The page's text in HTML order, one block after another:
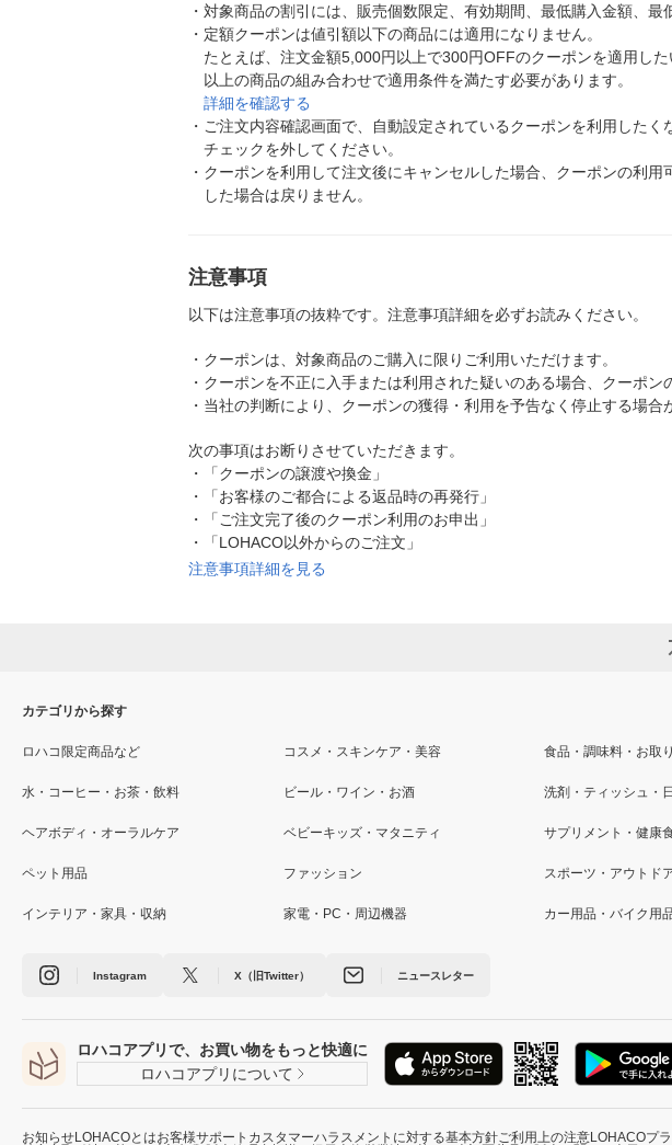
・ 対象商品の割引には、販売個数限定、有効期間、最低購入金額、最
・ 定額クーポンは値引額以下の商品には適用になりません。
たとえば、注文金額5,000円以上で300円OFFのクーポンを適用し
以上の商品の組み合わせで適用条件を満たす必要があります。
詳細を確認する
・ ご注文内容確認画面で、自動設定されているクーポンを利用した
チェックを外してください。
・ クーポンを利用して注文後にキャンセルした場合、クーポンの利
した場合は戻りません。
注意事項
以下は注意事項の抜粋です。注意事項詳細を必ずお読みください。
・ クーポンは、対象商品のご購入に限りご利用いただけます。
・ クーポンを不正に入手または利用された疑いのある場合、クーポン
・ 当社の判断により、クーポンの獲得・利用を予告なく停止する場合
次の事項はお断りさせていただきます。
・
「クーポンの譲渡や換金」
・
「お客様のご都合による返品時の再発行」
・
「ご注文完了後のクーポン利用のお申出」
・
「LOHACO以外からのご注文」
注意事項詳細を見る
カテゴリから探す
ロハコ限定商品など コスメ・スキンケア・美容 食品・調味料・お取
水・コーヒー・お茶・飲料 ビール・ワイン・お酒 洗剤・ティッシュ・
ヘアボディ・オーラルケア ベビーキッズ・マタニティ サプリメント・健康
ペット用品 ファッション スポーツ・アウトド
インテリア・家具・収納 家電・PC・周辺機器 カー用品・バイク用
Instagram X（旧Twitter） ニュースレター
ロハコアプリで、お買い物をもっと快適に
ロハコアプリについて
お知らせLOHACOとはお客様サポート カスタマーハラスメントに対する基本方針ご利用上の注意LOHACOプ